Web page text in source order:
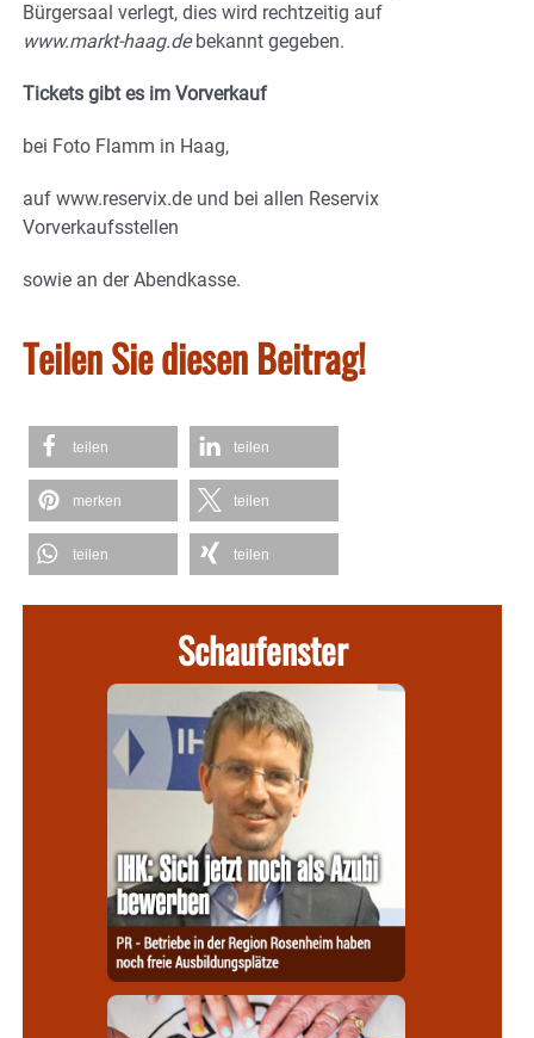
Bürgersaal verlegt, dies wird rechtzeitig auf
www.markt-haag.debekannt gegeben.
Tickets gibt es im Vorverkauf
bei Foto Flamm in Haag,
auf www.reservix.de und bei allen Reservix
Vorverkaufsstellen
sowie an der Abendkasse.
Teilen Sie diesen Beitrag!
teilen teilen
merken teilen
teilen teilen
Schaufenster